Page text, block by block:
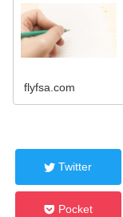
flyfsa.com
Twitter
Pocket